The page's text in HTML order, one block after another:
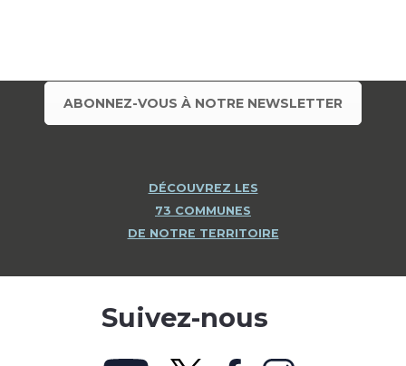
ABONNEZ-VOUS À NOTRE NEWSLETTER
DÉCOUVREZ LES
73 COMMUNES
DE NOTRE TERRITOIRE
Suivez-nous